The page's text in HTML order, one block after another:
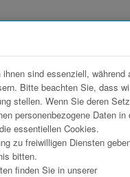
Download
sind essenziell, während
Bitte beachten Sie, dass
stellen. Wenn Sie deren
personenbezogene Daten in
essentiellen Cookies.
zu freiwilligen Diensten
bitten.
finden Sie in unserer